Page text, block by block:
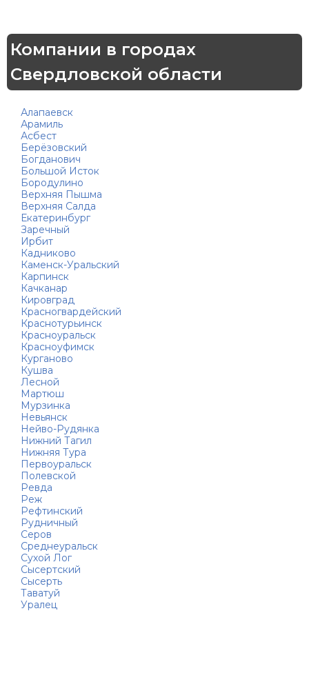
Компании в городах
Свердловской области
Алапаевск
Арамиль
Асбест
Берёзовский
Богданович
Большой Исток
Бородулино
Верхняя Пышма
Верхняя Салда
Екатеринбург
Заречный
Ирбит
Кадниково
Каменск-Уральский
Карпинск
Качканар
Кировград
Красногвардейский
Краснотурьинск
Красноуральск
Красноуфимск
Курганово
Кушва
Лесной
Мартюш
Мурзинка
Невьянск
Нейво-Рудянка
Нижний Тагил
Нижняя Тура
Первоуральск
Полевской
Ревда
Реж
Рефтинский
Рудничный
Серов
Среднеуральск
Сухой Лог
Сысертский
Сысерть
Таватуй
Уралец